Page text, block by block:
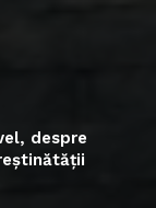
despre